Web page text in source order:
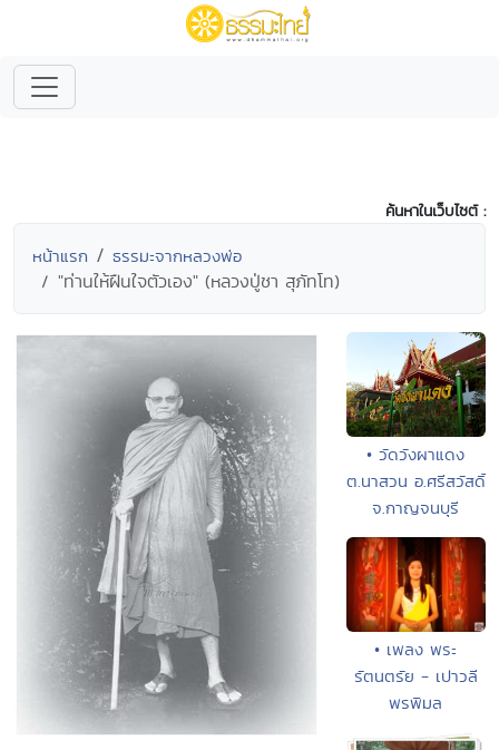
ค้นหาในเว็บไซต์ :
หน้าแรก ธรรมะจากหลวงพ่อ
"ท่านให้ฝืนใจตัวเอง" (หลวงปู่ชา สุภัทโท)
• วัดวังผาแดง
ต.นาสวน อ.ศรีสวัสดิ์
จ.กาญจนบุรี
• เพลง พระ
รัตนตรัย - เปาวลี
พรพิมล